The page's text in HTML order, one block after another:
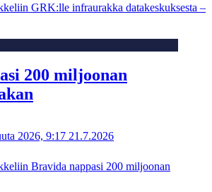
GRK:lle infraurakka datakeskuksesta –
200 miljoonan
2026, 9:17 21.7.2026
Bravida nappasi 200 miljoonan